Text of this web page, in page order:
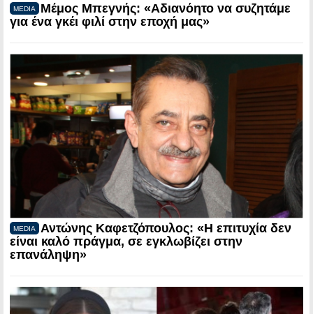
MEDIA
Μέμος Μπεγνής: «Αδιανόητο να συζητάμε
για ένα γκέι φιλί στην εποχή μας»
MEDIA
Αντώνης Καφετζόπουλος: «Η επιτυχία δεν
είναι καλό πράγμα, σε εγκλωβίζει στην
επανάληψη»